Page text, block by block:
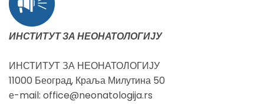
ИНСТИТУТ ЗА НЕОНАТОЛОГИЈУ
ИНСТИТУТ ЗА НЕОНАТОЛОГИЈУ
11000 Београд, Краља Милутина 50
е-mail: office@neonatologija.rs